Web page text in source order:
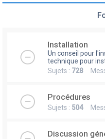
Installation
Un conseil pour
technique pour
Sujets : 728
Procédures
Sujets : 504
Discussion